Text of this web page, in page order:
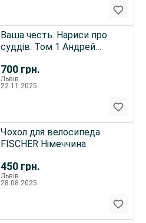
700 грн.
Ваша честь. Нариси про
суддів. Том 1 Андрей
Львів
22.11.2025
450 грн.
Чохол для велосипеда
FISCHER Німеччина
Львів
28.08.2025